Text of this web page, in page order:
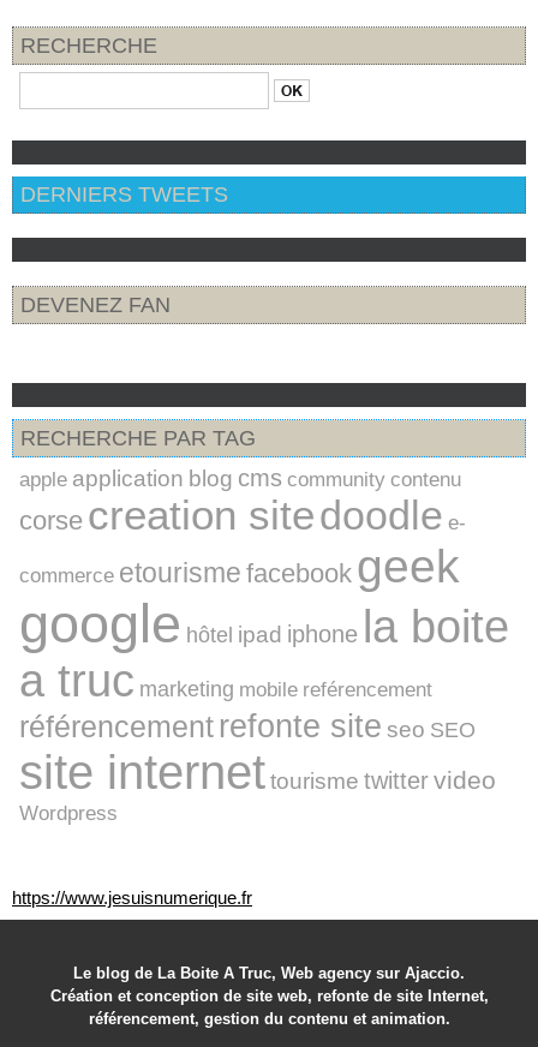
RECHERCHE
DERNIERS TWEETS
DEVENEZ FAN
RECHERCHE PAR TAG
apple application blog cms community contenu
corse creation sitedoodle e-
commerce etourisme facebook geek
google hôtel ipad iphone
la boite
a truc marketing mobile reférencement
référencement refonte site seo SEO
site internettourisme twittervideo
Wordpress
https://www.jesuisnumerique.fr
Le blog de La Boite A Truc, Web agency sur Ajaccio.
Création et conception de site web, refonte de site Internet,
référencement, gestion du contenu et animation.